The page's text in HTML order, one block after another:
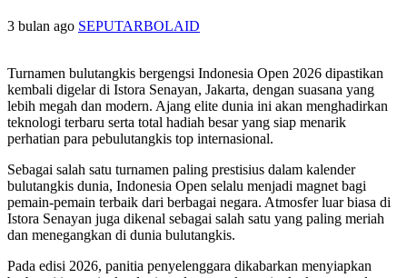
3 bulan ago SEPUTARBOLAID
Turnamen bulutangkis bergengsi Indonesia Open 2026 dipastikan
kembali digelar di Istora Senayan, Jakarta, dengan suasana yang
lebih megah dan modern. Ajang elite dunia ini akan menghadirkan
teknologi terbaru serta total hadiah besar yang siap menarik
perhatian para pebulutangkis top internasional.
Sebagai salah satu turnamen paling prestisius dalam kalender
bulutangkis dunia, Indonesia Open selalu menjadi magnet bagi
pemain-pemain terbaik dari berbagai negara. Atmosfer luar biasa di
Istora Senayan juga dikenal sebagai salah satu yang paling meriah
dan menegangkan di dunia bulutangkis.
Pada edisi 2026, panitia penyelenggara dikabarkan menyiapkan